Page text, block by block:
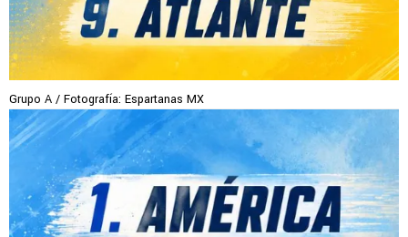
Grupo A / Fotografía: Espartanas MX